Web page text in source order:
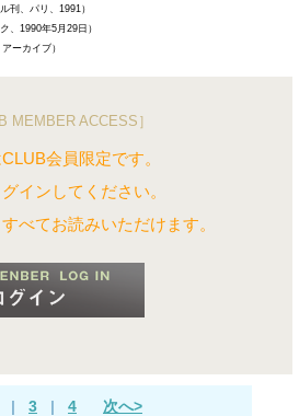
刊、パリ、1991）
、1990年5月29日）
ーカイブ）
MEMBER ACCESS］
会員限定です。
インしてください。
べてお読みいただけます。
| 3| 4 次へ>